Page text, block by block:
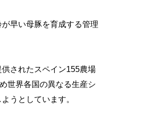
早い母豚を育成する管理
されたスペイン155農場
世界各国の異なる生産シ
うとしています。